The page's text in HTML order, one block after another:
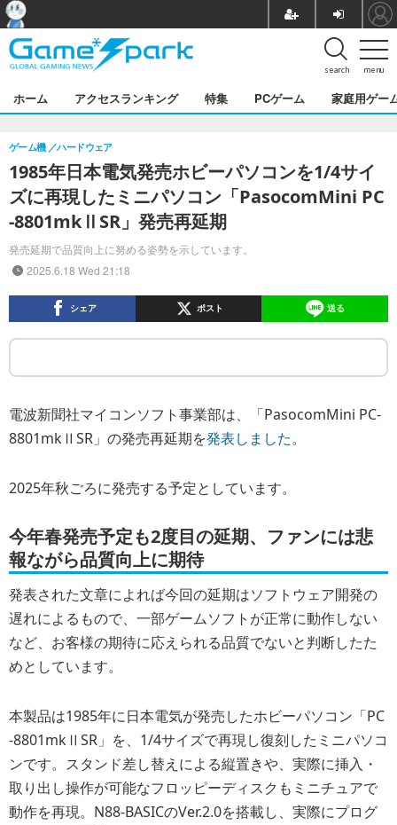
menu
search
ホーム アクセスランキング 特集 PCゲーム 家庭用ゲー
1985年日本電気発売ホビーパソコンを1/4サイ
ズに再現したミニパソコン「PasocomMini PC
-8801mkⅡSR」発売再延期
発売延期で品質向上に努める姿勢を示しています。
ゲーム機 ハードウェア
2025.6.18 Wed 21:18
シェア ポスト 送る
電波新聞社マイコンソフト事業部は、「PasocomMini PC-
8801mkⅡSR」の発売再延期を発表しました。
2025年秋ごろに発売する予定としています。
今年春発売予定も2度目の延期、ファンには悲
報ながら品質向上に期待
発表された文章によれば今回の延期はソフトウェア開発の
遅れによるもので、一部ゲームソフトが正常に動作しない
など、お客様の期待に応えられる品質でないと判断したた
めとしています。
本製品は1985年に日本電気が発売したホビーパソコン「PC
-8801mkⅡSR」を、1/4サイズで再現し復刻したミニパソコ
ンです。スタンド差し替えによる縦置きや、実際に挿入・
取り出し操作が可能なフロッピーディスクもミニチュアで
動作を再現。N88-BASICのVer.2.0を搭載し、実際にプログ